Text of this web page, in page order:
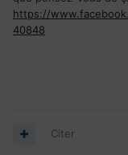
https://
40848
Citer